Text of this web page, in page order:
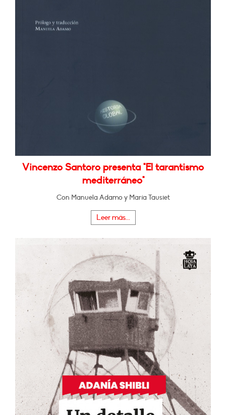
Vincenzo Santoro presenta "El tarantismo
mediterráneo"
Con Manuela Adamo y María Tausiet
Leer más...